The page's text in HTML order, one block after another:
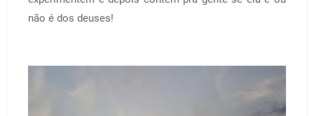
não é dos deuses!